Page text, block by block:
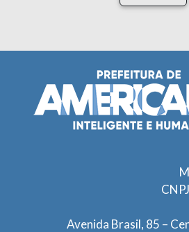
Avenida Brasil, 85 –